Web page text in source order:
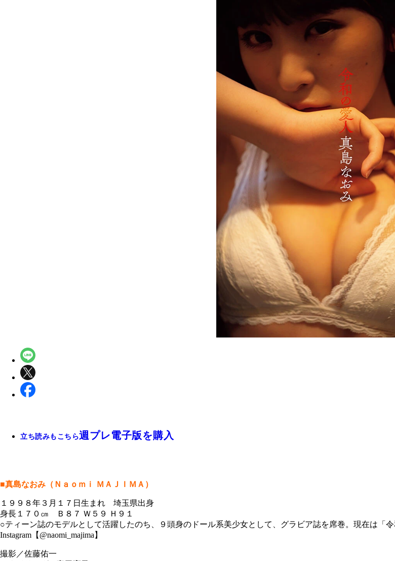
立ち読みもこちら週プレ電子版を購入
■真島なおみ（Ｎａｏｍｉ ＭＡＪＩＭＡ）
１９９８年３月１７日生まれ 埼玉県出身
身長１７０㎝ Ｂ８７ Ｗ５９ Ｈ９１
○ティーン誌のモデルとして活躍したのち、９頭身のドール系美少女として、グラビア誌を席巻。現在は「
Instagram【@naomi_majima】
撮影／佐藤佑一